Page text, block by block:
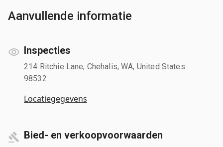
Aanvullende informatie
Inspecties
214 Ritchie Lane, Chehalis, WA, United States
98532
Locatiegegevens
Bied- en verkoopvoorwaarden